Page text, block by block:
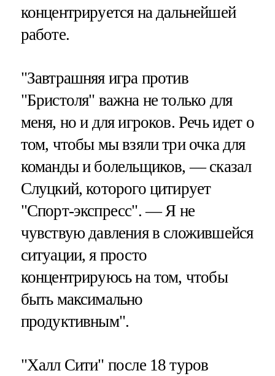
концентрируется на дальнейшей
работе.
"Завтрашняя игра против
"Бристоля" важна не только для
меня, но и для игроков. Речь идет о
том, чтобы мы взяли три очка для
команды и болельщиков, — сказал
Слуцкий, которого цитирует
"Спорт-экспресс". — Я не
чувствую давления в сложившейся
ситуации, я просто
концентрируюсь на том, чтобы
быть максимально
продуктивным".
"Халл Сити" после 18 туров